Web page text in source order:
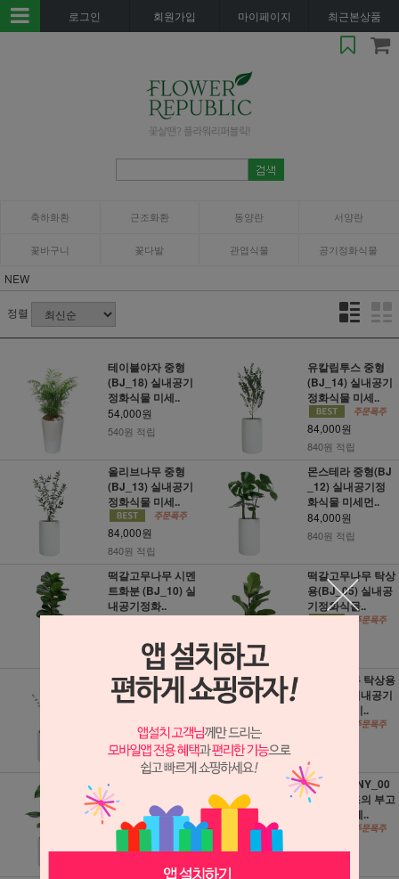
로그인 회원가입 마이페이지 최근본상품
축하화환 근조화환 동양란 서양란
꽃바구니 꽃다발 관엽식물 공기정화식물
NEW
정렬
테이블야자 중형
(BJ_18) 실내공기
정화식물 미세..
54,000원
540원 적립
유칼립투스 중형
(BJ_14) 실내공기
정화식물 미세..
84,000원
840원 적립
올리브나무 중형
(BJ_13) 실내공기
정화식물 미세..
84,000원
840원 적립
몬스테라 중형(BJ
_12) 실내공기정
화식물 미세먼..
84,000원
840원 적립
떡갈고무나무 시멘
트화분 (BJ_10) 실
내공기정화..
1,250원 적립
떡갈고무나무 탁상
용(BJ_05) 실내공
기정화식물..
유칼립투스 탁상용
(BJ_03) 실내공기
54,000원
540원 적립
올리브나무 탁상용
(BJ_02) 실내공기
정화식물 미..
540원 적립
몬스테라 탁상용
(BJ_01) 실내공기
정화식물 미세..
54,000원
근조화환 (NY_00
02) 장례 조의 부고
꽃화환 장례..